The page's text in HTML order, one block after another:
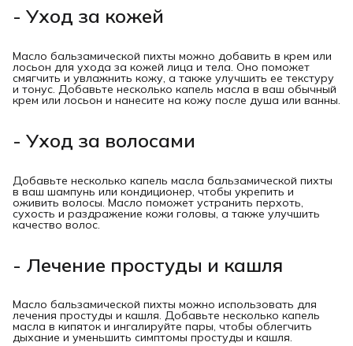
- Уход за кожей
Масло бальзамической пихты можно добавить в крем или
лосьон для ухода за кожей лица и тела. Оно поможет
смягчить и увлажнить кожу, а также улучшить ее текстуру
и тонус. Добавьте несколько капель масла в ваш обычный
крем или лосьон и нанесите на кожу после душа или ванны.
- Уход за волосами
Добавьте несколько капель масла бальзамической пихты
в ваш шампунь или кондиционер, чтобы укрепить и
оживить волосы. Масло поможет устранить перхоть,
сухость и раздражение кожи головы, а также улучшить
качество волос.
- Лечение простуды и кашля
Масло бальзамической пихты можно использовать для
лечения простуды и кашля. Добавьте несколько капель
масла в кипяток и ингалируйте пары, чтобы облегчить
дыхание и уменьшить симптомы простуды и кашля.